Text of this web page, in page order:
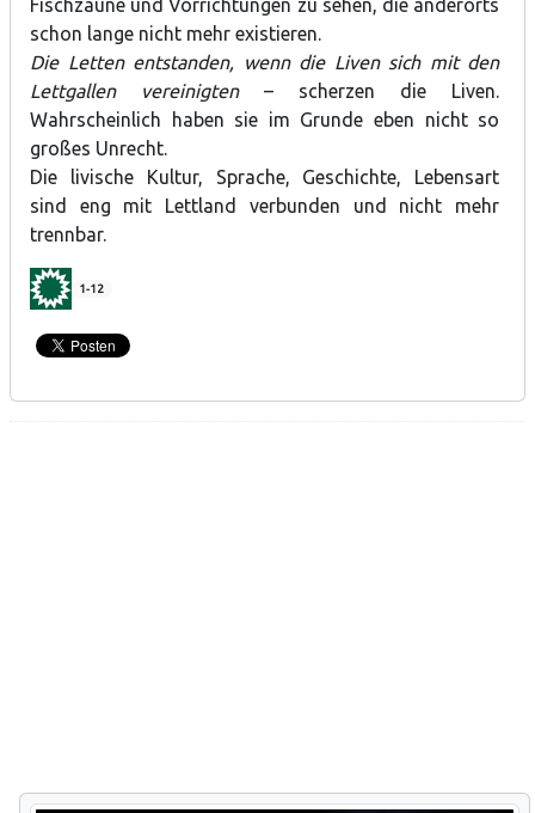
Fischzäune und Vorrichtungen zu sehen, die anderorts
schon lange nicht mehr existieren.
Die Letten entstanden, wenn die Liven sich mit den
Lettgallen vereinigten– scherzen die Liven.
Wahrscheinlich haben sie im Grunde eben nicht so
großes Unrecht.
Die livische Kultur, Sprache, Geschichte, Lebensart
sind eng mit Lettland verbunden und nicht mehr
trennbar.
1-12